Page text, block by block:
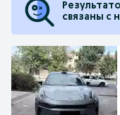
связаны с